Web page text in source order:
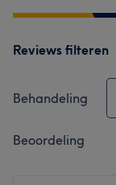
Reviews filteren
Behandeling
Beoordeling